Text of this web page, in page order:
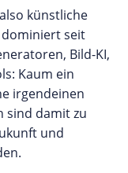
künstliche
dominiert seit
Bild-KI,
Kaum ein
irgendeinen
sind damit zu
und